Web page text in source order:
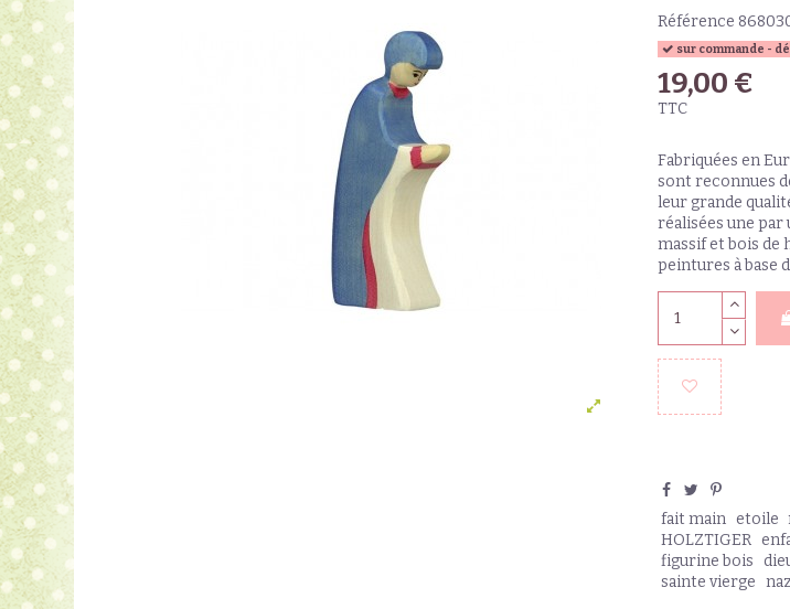
Référence
sur commande -
19,00 €
TTC
Fabriquées en
sont reconnues
leur grande
réalisées une par
massif et bois de
peintures à base
fait main etoile
HOLZTIGER
figurine bois
sainte vierge